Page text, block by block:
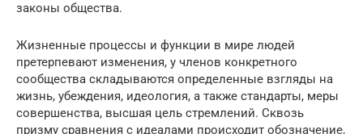
законы общества.
Жизненные процессы и функции в мире людей
претерпевают изменения, у членов конкретного
сообщества складываются определенные взгляды на
жизнь, убеждения, идеология, а также стандарты, меры
совершенства, высшая цель стремлений. Сквозь
призму сравнения с идеалами происходит обозначение,